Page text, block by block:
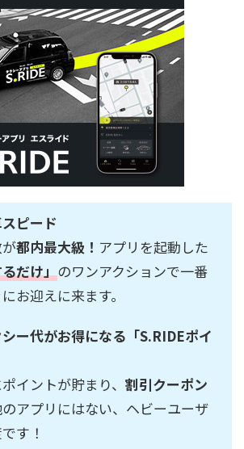
ピード
都内最大級！ アプリを起動した
だけ」のワンアクションで一番
お迎えに来ます。
ー代がお得になる「S.RIDEポイ
イントが貯まり、 割引クーポン
アプリにはない、ヘビーユーザ
す！